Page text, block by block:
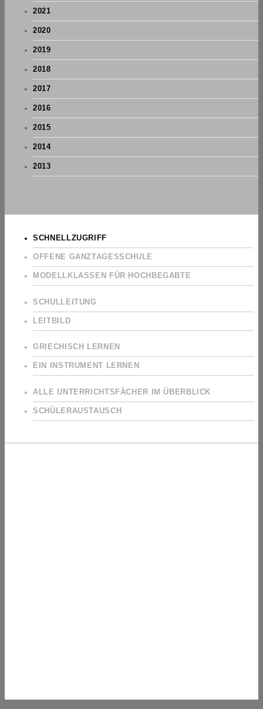
2021
2020
2019
2018
2017
2016
2015
2014
2013
SCHNELLZUGRIFF
OFFENE GANZTAGESSCHULE
MODELLKLASSEN FÜR HOCHBEGABTE
SCHULLEITUNG
LEITBILD
GRIECHISCH LERNEN
EIN INSTRUMENT LERNEN
ALLE UNTERRICHTSFÄCHER IM ÜBERBLICK
SCHÜLERAUSTAUSCH